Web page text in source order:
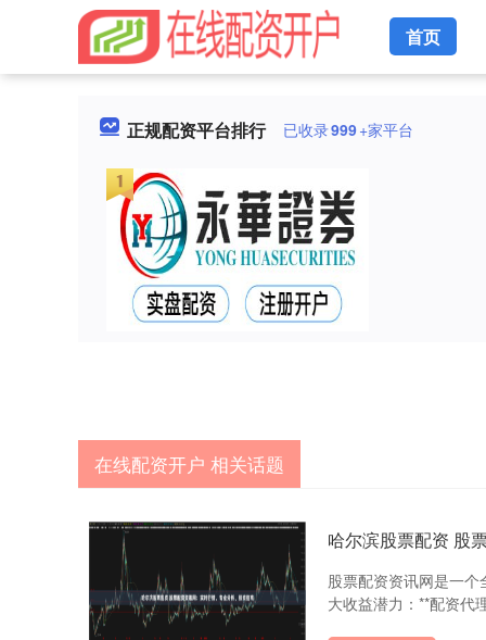
首页
正规配资平台排行 已收录999+家平台
在线配资开户 相关话题
哈尔滨股票配资 股
股票配资资讯网是一
大收益潜力：**配资代